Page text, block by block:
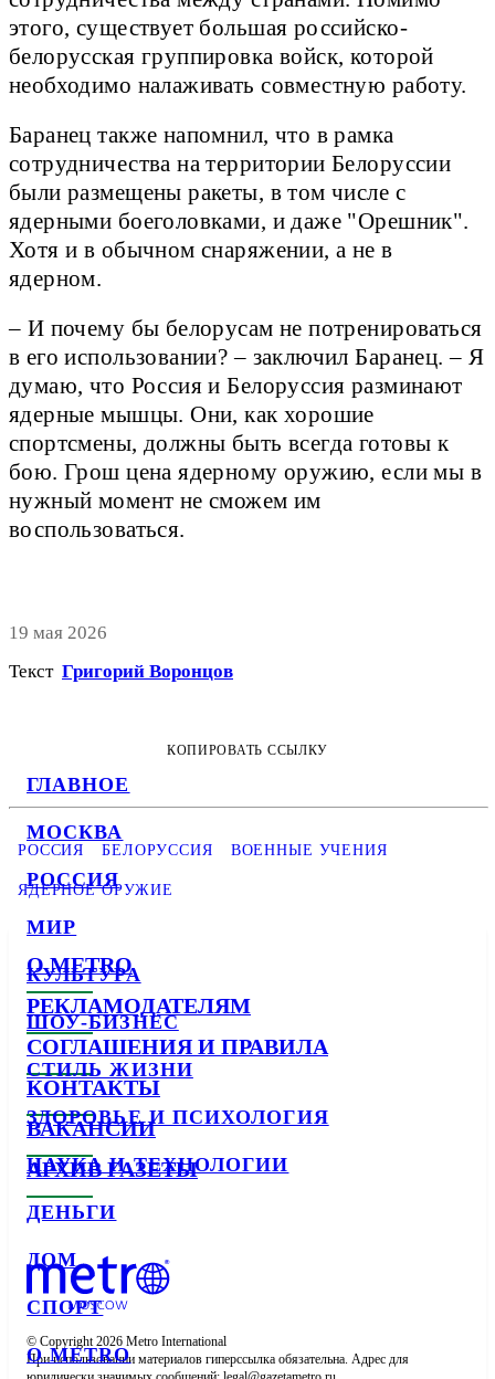
ГЛАВНОЕ
МОСКВА
РОССИЯ
МИР
КУЛЬТУРА
ШОУ-БИЗНЕС
СТИЛЬ ЖИЗНИ
ЗДОРОВЬЕ И ПСИХОЛОГИЯ
НАУКА И ТЕХНОЛОГИИ
ДЕНЬГИ
ДОМ
СПОРТ
О METRO
этого, существует большая российско-
белорусская группировка войск, которой
необходимо налаживать совместную работу.
Баранец также напомнил, что в рамка
сотрудничества на территории Белоруссии
были размещены ракеты, в том числе с
ядерными боеголовками, и даже "Орешник".
Хотя и в обычном снаряжении, а не в
ядерном.
– И почему бы белорусам не потренироваться
в его использовании? – заключил Баранец. – Я
думаю, что Россия и Белоруссия разминают
ядерные мышцы. Они, как хорошие
спортсмены, должны быть всегда готовы к
бою. Грош цена ядерному оружию, если мы в
нужный момент не сможем им
воспользоваться.
19 мая 2026
Текст Григорий Воронцов
КОПИРОВАТЬ ССЫЛКУ
РОССИЯ БЕЛОРУССИЯ ВОЕННЫЕ УЧЕНИЯ
ЯДЕРНОЕ ОРУЖИЕ
О METRO
РЕКЛАМОДАТЕЛЯМ
СОГЛАШЕНИЯ И ПРАВИЛА
КОНТАКТЫ
ВАКАНСИИ
АРХИВ ГАЗЕТЫ
© Copyright 2026 Metro International
При использовании материалов гиперссылка обязательна. Адрес для